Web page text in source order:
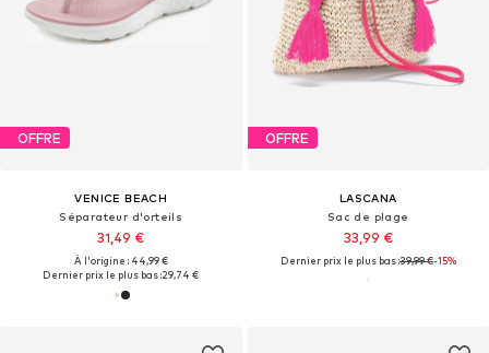
OFFRE
VENICE BEACH
Séparateur d'orteils
31,49 €
À l'origine : 44,99 €
Dernier prix le plus bas :29,74 €
OFFRE
LASCANA
Sac de plage
33,99 €
Dernier prix le plus bas :39,99 €-15%